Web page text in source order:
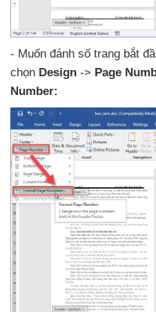
- Muốn đánh số trang bắt
chọn Design -> Page
Number: